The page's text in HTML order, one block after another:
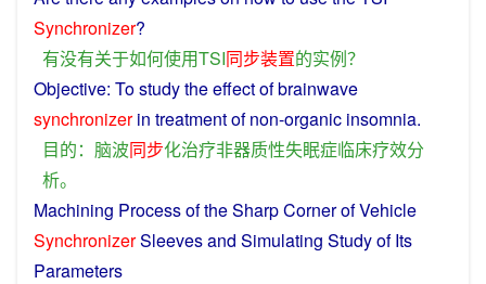
Synchronizer?
有没有关于如何使用TSI同步装置的实例？
Objective: Tostudytheeffectofbrainwave
synchronizerin treatmentof non-organic insomnia.
目的： 脑波同步化治疗非器质性失眠症临床疗效分
析。
Machining ProcessoftheSharpCornerofVehicle
SynchronizerSleevesand Simulating StudyofIts
Parameters